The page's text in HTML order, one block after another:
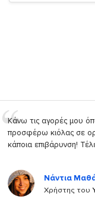
Σας ευχαριστώ που
κάτι!
Χρήστης